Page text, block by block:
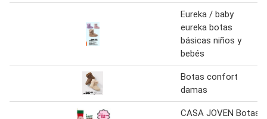
Eureka / baby
eureka botas
básicas niños y
bebés
Botas confort
damas
CASA JOVEN Botas